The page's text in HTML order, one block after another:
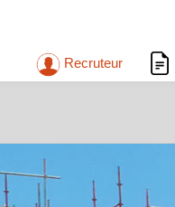
Recruteur